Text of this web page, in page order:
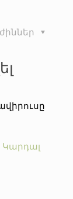
Կարդալ